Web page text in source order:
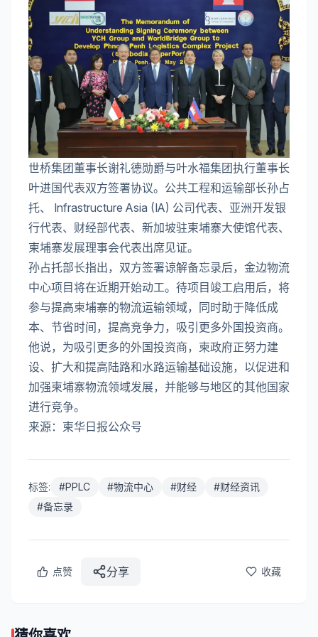
世桥集团董事长谢礼德勋爵与叶水福集团执行董事长
叶进国代表双方签署协议。公共工程和运输部长孙占
托、 Infrastructure Asia (IA) 公司代表、亚洲开发银
行代表、财经部代表、新加坡驻柬埔寨大使馆代表、
柬埔寨发展理事会代表出席见证。
孙占托部长指出，双方签署谅解备忘录后，金边物流
中心项目将在近期开始动工。待项目竣工启用后，将
参与提高柬埔寨的物流运输领域，同时助于降低成
本、节省时间，提高竞争力，吸引更多外国投资商。
他说，为吸引更多的外国投资商，柬政府正努力建
设、扩大和提高陆路和水路运输基础设施，以促进和
加强柬埔寨物流领域发展，并能够与地区的其他国家
进行竞争。
来源：柬华日报公众号
标签: #PPLC #物流中心 #财经 #财经资讯
#备忘录
点赞 分享 收藏